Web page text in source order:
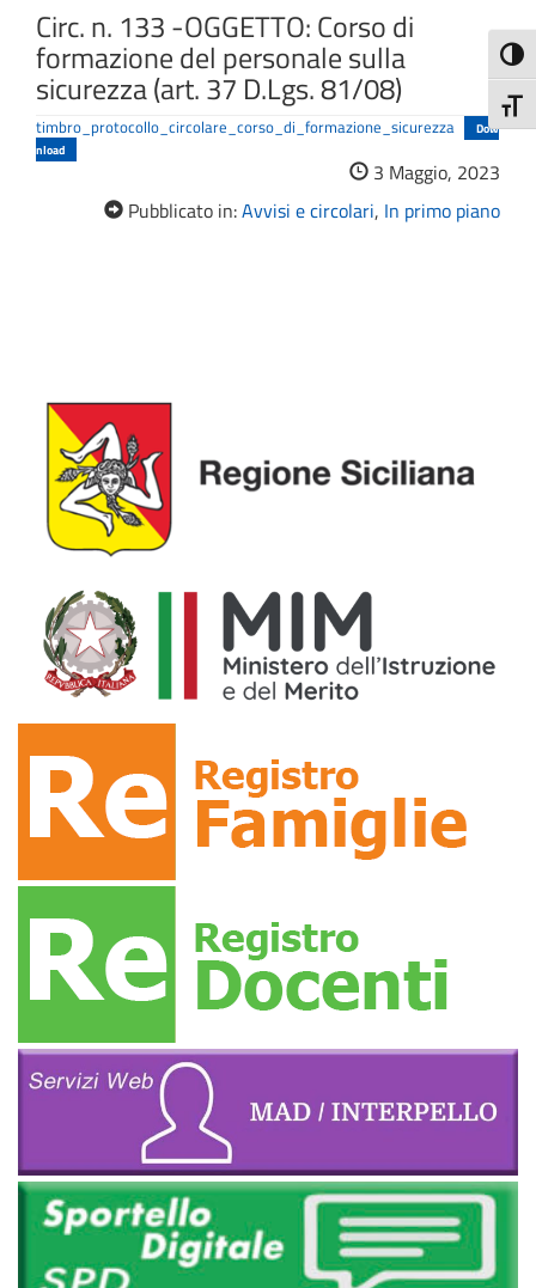
Circ. n. 133 -OGGETTO: Corso di
formazione del personale sulla
sicurezza (art. 37 D.Lgs. 81/08)
timbro_protocollo_circolare_corso_di_formazione_sicurezza
Dow
nload
3 Maggio, 2023
Pubblicato in:Avvisi e circolari, In primo piano